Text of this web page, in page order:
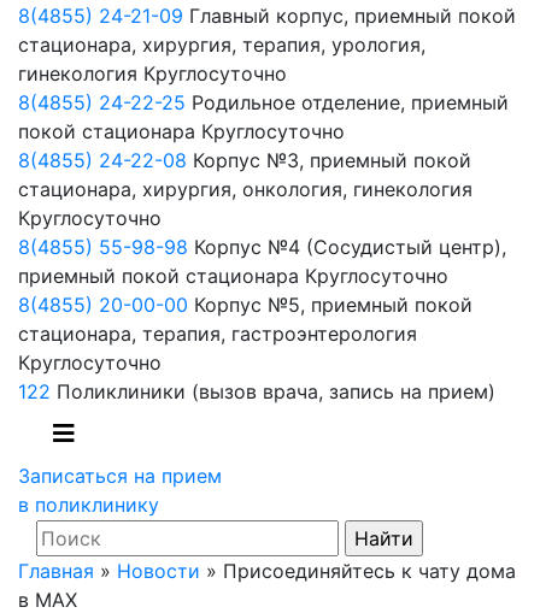
8(4855) 24-21-09 Главный корпус, приемный покой
стационара, хирургия, терапия, урология,
гинекология Круглосуточно
8(4855) 24-22-25 Родильное отделение, приемный
покой стационара Круглосуточно
8(4855) 24-22-08 Корпус №3, приемный покой
стационара, хирургия, онкология, гинекология
Круглосуточно
8(4855) 55-98-98 Корпус №4 (Сосудистый центр),
приемный покой стационара Круглосуточно
8(4855) 20-00-00 Корпус №5, приемный покой
стационара, терапия, гастроэнтерология
Круглосуточно
122 Поликлиники (вызов врача, запись на прием)
Записаться на прием
в поликлинику
Главная » Новости » Присоединяйтесь к чату дома
в MAX